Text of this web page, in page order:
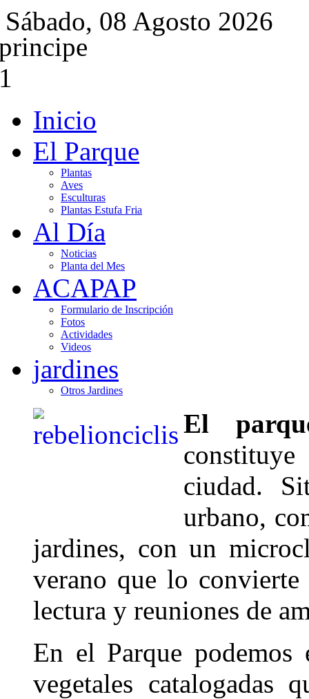
Sábado, 08 Agosto 2026
Inicio
El Parque
Plantas
Aves
Esculturas
Plantas Estufa Fria
Al Día
Noticias
Planta del Mes
ACAPAP
Formulario de Inscripción
Fotos
Actividades
Videos
jardines
Otros Jardines
El
ciudad.
urbano,
jardines, con un
verano que lo
lectura y reuniones de
En el Parque podemos
vegetales